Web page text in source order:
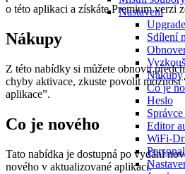
Nastavení
Sdílení
Nákupy
Co je
Heslo
Editor
WiFi-
o této aplikaci a získáte Premium verzi
Nákupy
Z této nabídky si můžete obnovit
chyby aktivace, zkuste povolit
aplikace”.
Co je nového
Tato nabídka je dostupná po vydání
nového v aktualizované aplikaci.